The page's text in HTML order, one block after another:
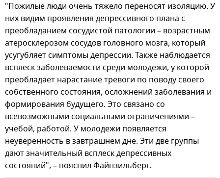
"Пожилые люди очень тяжело переносят изоляцию. У
них видим проявления депрессивного плана с
преобладанием сосудистой патологии – возрастным
атеросклерозом сосудов головного мозга, который
усугубляет симптомы депрессии. Также наблюдается
всплеск заболеваемости среди молодежи, у которой
преобладает нарастание тревоги по поводу своего
собственного состояния, осложнений заболевания и
формирования будущего. Это связано со
всевозможными социальными ограничениями –
учебой, работой. У молодежи появляется
неуверенность в завтрашнем дне. Эти две группы
дают значительный всплеск депрессивных
состояний", – пояснил Файнзильберг.